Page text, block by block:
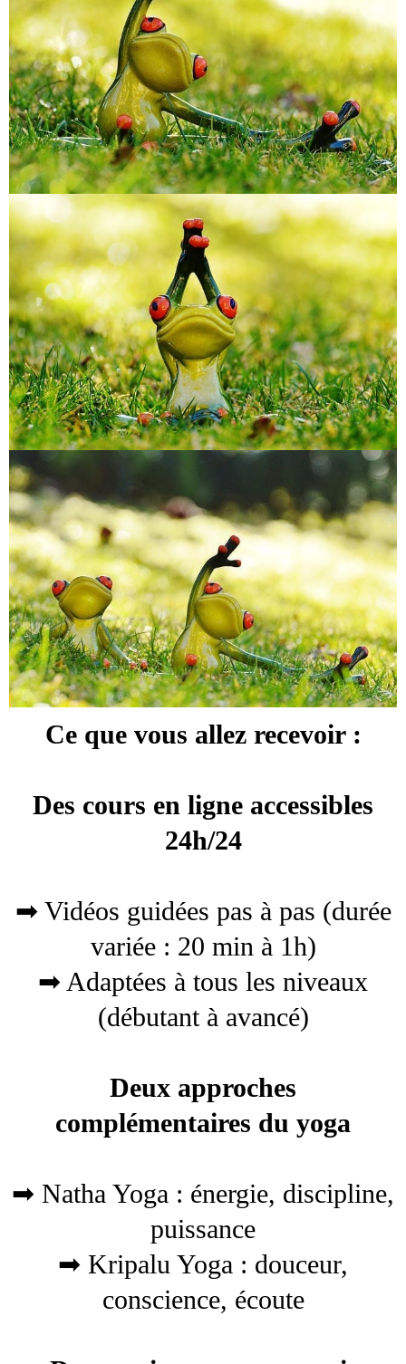
Ce que vous allez recevoir :
Des cours en ligne accessibles
24h/24
➡ Vidéos guidées pas à pas (durée
variée : 20 min à 1h)
➡ Adaptées à tous les niveaux
(débutant à avancé)
Deux approches
complémentaires du yoga
➡ Natha Yoga : énergie, discipline,
puissance
➡ Kripalu Yoga : douceur,
conscience, écoute